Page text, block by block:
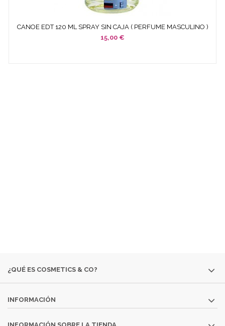
CANOE EDT 120 ML SPRAY SIN CAJA ( PERFUME MASCULINO )
15,00 €
¿QUÉ ES COSMETICS & CO?
INFORMACIÓN